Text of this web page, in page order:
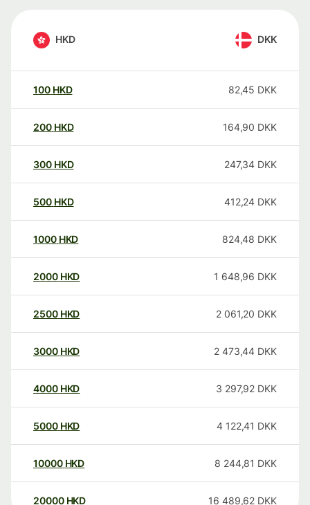
HKD DKK
100 HKD 82,45 DKK
200 HKD 164,90 DKK
300 HKD 247,34 DKK
500 HKD 412,24 DKK
1000 HKD 824,48 DKK
2000 HKD 1 648,96 DKK
2500 HKD 2 061,20 DKK
3000 HKD 2 473,44 DKK
4000 HKD 3 297,92 DKK
5000 HKD 4 122,41 DKK
10000 HKD 8 244,81 DKK
20000 HKD 16 489,62 DKK